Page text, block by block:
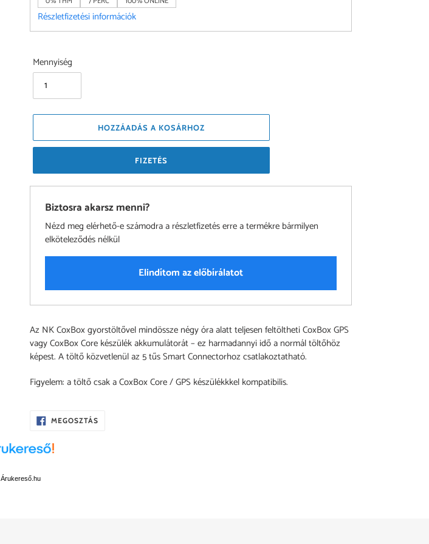
Részletfizetési információk
Mennyiség
HOZZÁADÁS A KOSÁRHOZ
FIZETÉS
Biztosra akarsz menni?
Nézd meg elérhető-e számodra a részletfizetés erre a termékre bármilyen
elköteleződés nélkül
Elindítom az előbírálatot
termék
felvéve
a
kosárba
Az NK CoxBox gyorstöltővel mindössze négy óra alatt teljesen feltöltheti CoxBox GPS
vagy CoxBox Core készülék akkumulátorát – ez harmadannyi idő a normál töltőhöz
képest. A töltő közvetlenül az 5 tűs Smart Connectorhoz csatlakoztatható.
Figyelem: a töltő csak a CoxBox Core / GPS készülékkkel kompatibilis.
MEGOSZTÁSOSZD
Árukereső.hu